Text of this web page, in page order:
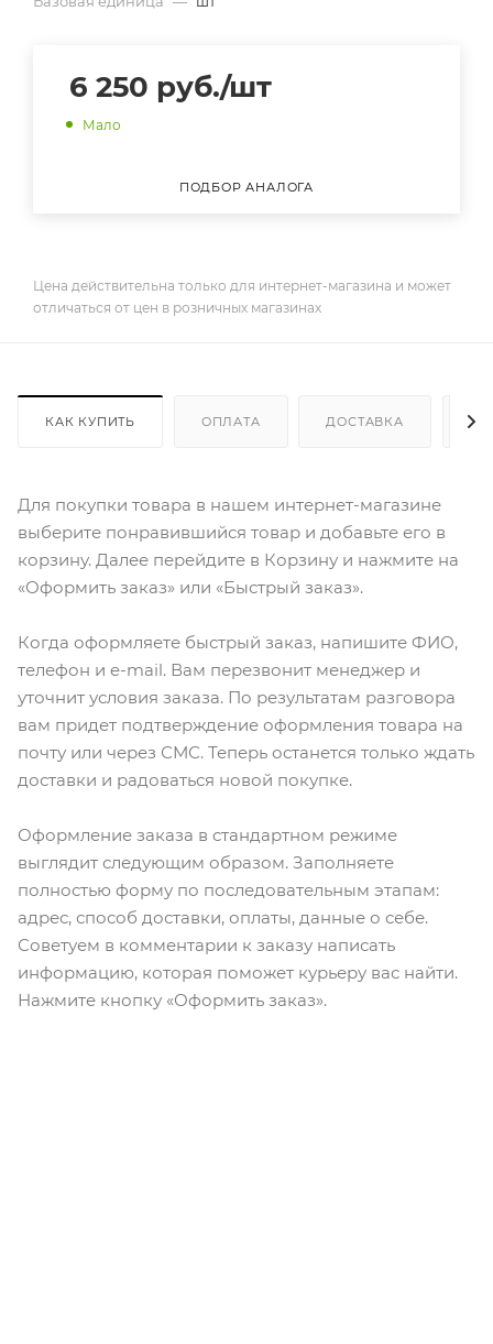
6 250 руб./шт
Мало
ПОДБОР АНАЛОГА
Цена действительна только для интернет-магазина и может
отличаться от цен в розничных магазинах
КАК КУПИТЬ ОПЛАТА ДОСТАВКА
Для покупки товара в нашем интернет-магазине
выберите понравившийся товар и добавьте его в
корзину. Далее перейдите в Корзину и нажмите на
«Оформить заказ» или «Быстрый заказ».
Когда оформляете быстрый заказ, напишите ФИО,
телефон и e-mail. Вам перезвонит менеджер и
уточнит условия заказа. По результатам разговора
вам придет подтверждение оформления товара на
почту или через СМС. Теперь останется только ждать
доставки и радоваться новой покупке.
Оформление заказа в стандартном режиме
выглядит следующим образом. Заполняете
полностью форму по последовательным этапам:
адрес, способ доставки, оплаты, данные о себе.
Советуем в комментарии к заказу написать
информацию, которая поможет курьеру вас найти.
Нажмите кнопку «Оформить заказ».